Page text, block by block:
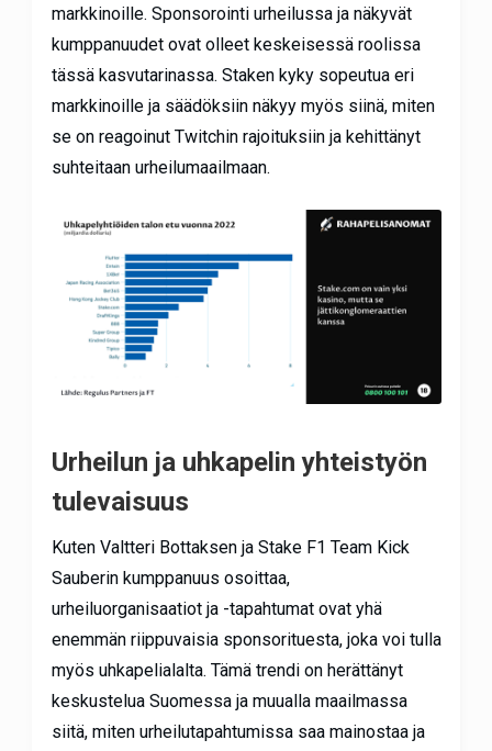
markkinoille. Sponsorointi urheilussa ja näkyvät
kumppanuudet ovat olleet keskeisessä roolissa
tässä kasvutarinassa. Staken kyky sopeutua eri
markkinoille ja säädöksiin näkyy myös siinä, miten
se on reagoinut Twitchin rajoituksiin ja kehittänyt
suhteitaan urheilumaailmaan.
Urheilun ja uhkapelin yhteistyön
tulevaisuus
Kuten Valtteri Bottaksen ja Stake F1 Team Kick
Sauberin kumppanuus osoittaa,
urheiluorganisaatiot ja -tapahtumat ovat yhä
enemmän riippuvaisia sponsorituesta, joka voi tulla
myös uhkapelialalta. Tämä trendi on herättänyt
keskustelua Suomessa ja muualla maailmassa
siitä, miten urheilutapahtumissa saa mainostaa ja